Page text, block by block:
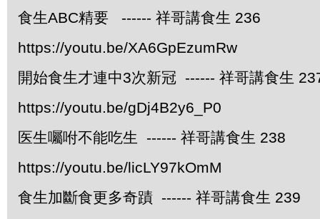
食生ABC精要 ------ 祥哥講食生 236
https://youtu.be/XA6GpEzumRw
開始食生才連中3次新冠 ------ 祥哥講食生
https://youtu.be/gDj4B2y6_P0
医生囑咐不能吃生 ------ 祥哥講食生 238
https://youtu.be/licLY97kOmM
食生加斷食更多奇蹟 ------ 祥哥講食生 239